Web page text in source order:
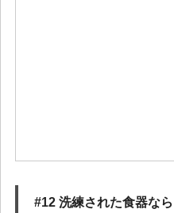
#12 洗練された食器な